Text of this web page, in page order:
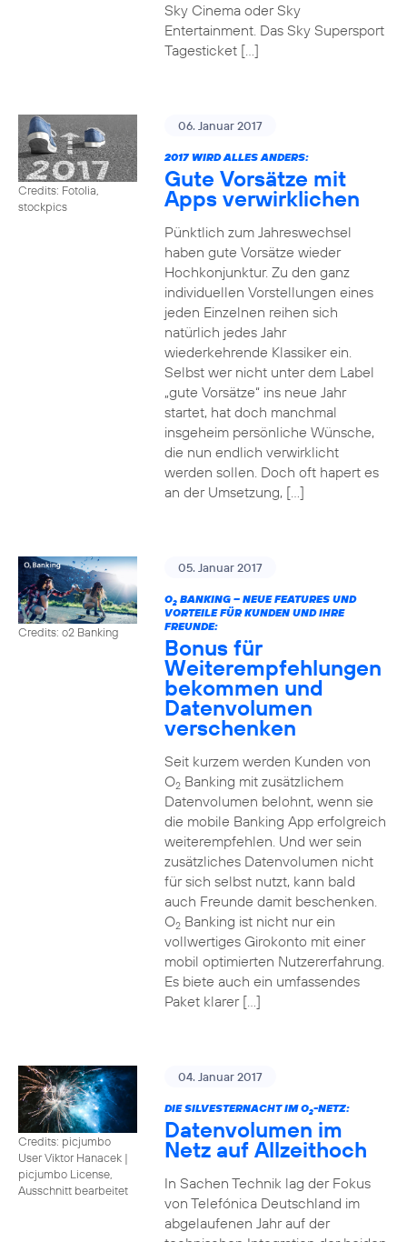
Sky Cinema oder Sky
Entertainment. Das Sky Supersport
Tagesticket […]
Credits: Fotolia,
stockpics
06. Januar 2017
2017 WIRD ALLES ANDERS:
Gute Vorsätze mit
Apps verwirklichen
Pünktlich zum Jahreswechsel
haben gute Vorsätze wieder
Hochkonjunktur. Zu den ganz
individuellen Vorstellungen eines
jeden Einzelnen reihen sich
natürlich jedes Jahr
wiederkehrende Klassiker ein.
Selbst wer nicht unter dem Label
„gute Vorsätze“ ins neue Jahr
startet, hat doch manchmal
insgeheim persönliche Wünsche,
die nun endlich verwirklicht
werden sollen. Doch oft hapert es
an der Umsetzung, […]
Credits: o2 Banking
05. Januar 2017
O2BANKING – NEUE FEATURES UND
VORTEILE FÜR KUNDEN UND IHRE
FREUNDE:
Bonus für
Weiterempfehlungen
bekommen und
Datenvolumen
verschenken
Seit kurzem werden Kunden von
O2Banking mit zusätzlichem
Datenvolumen belohnt, wenn sie
die mobile Banking App erfolgreich
weiterempfehlen. Und wer sein
zusätzliches Datenvolumen nicht
für sich selbst nutzt, kann bald
auch Freunde damit beschenken.
O2Banking ist nicht nur ein
vollwertiges Girokonto mit einer
mobil optimierten Nutzererfahrung.
Es biete auch ein umfassendes
Paket klarer […]
Credits: picjumbo
User Viktor Hanacek |
picjumbo License,
Ausschnitt bearbeitet
04. Januar 2017
DIE SILVESTERNACHT IM O2-NETZ:
Datenvolumen im
Netz auf Allzeithoch
In Sachen Technik lag der Fokus
von Telefónica Deutschland im
abgelaufenen Jahr auf der